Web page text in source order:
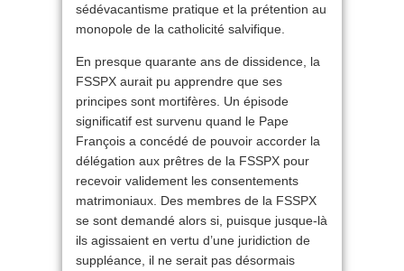
sédévacantisme pratique et la prétention au
monopole de la catholicité salvifique.
En presque quarante ans de dissidence, la
FSSPX aurait pu apprendre que ses
principes sont mortifères. Un épisode
significatif est survenu quand le Pape
François a concédé de pouvoir accorder la
délégation aux prêtres de la FSSPX pour
recevoir validement les consentements
matrimoniaux. Des membres de la FSSPX
se sont demandé alors si, puisque jusque-là
ils agissaient en vertu d’une juridiction de
suppléance, il ne serait pas désormais